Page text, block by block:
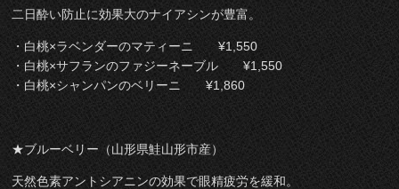
二日酔い防止に効果大のナイアシンが豊富。
・白桃×ラベンダーのマティーニ ¥1,550
・白桃×サフランのファジーネーブル ¥1,550
・白桃×シャンパンのベリーニ ¥1,860
★ブルーベリー（山形県鮭山形市産）
天然色素アントシアニンの効果で眼精疲労を緩和。